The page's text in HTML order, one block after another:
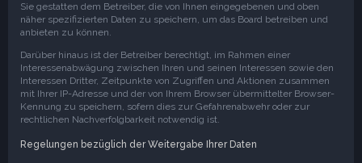
Sie gestatten dem Betreiber, die von Ihnen eingegebenen und oben
näher spezifizierten Daten zu speichern, um das Board betreiben und
anbieten zu können.
Darüber hinaus ist der Betreiber berechtigt, im Rahmen einer
Interessenabwägung zwischen Ihren und seinen Interessen sowie den
Interessen Dritter, Zeitpunkte von Zugriffen und Aktionen zusammen
mit Ihrer IP-Adresse und der von Ihrem Browser übermittelter Browser-
Kennung zu speichern, sofern dies zur Gefahrenabwehr oder zur
rechtlichen Nachverfolgbarkeit notwendig ist.
Regelungen bezüglich der Weitergabe Ihrer Daten